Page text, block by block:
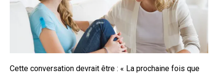
Cette conversation devrait être : « La prochaine fois que